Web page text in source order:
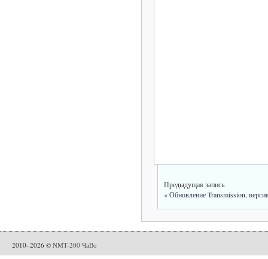
Предыдущая запись
«Обновление Transmission,
2010–2026 © NMT-200 ЧаВо